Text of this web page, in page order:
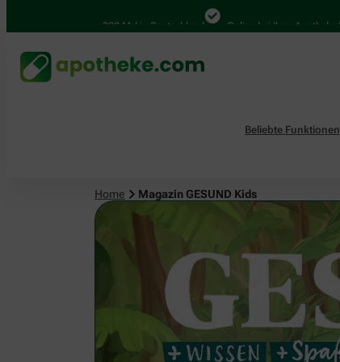
4.000 Mal in Deutschland Online bei Ihrer Apotheke bestellen
Beliebte Funktionen
Home Magazin GESUND Kids